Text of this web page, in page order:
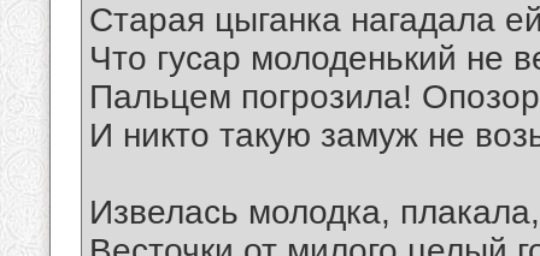
Старая цыганка нагадала
Что гусар молоденький не
Пальцем погрозила!
И никто такую замуж не
Извелась молодка,